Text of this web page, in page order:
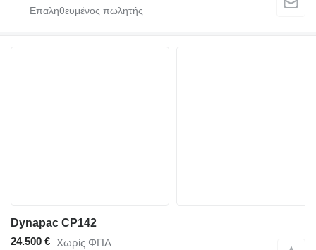
Dynapac CP142
24.500 € Χωρίς ΦΠΑ